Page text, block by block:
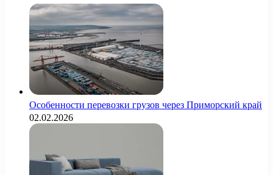
Особенности перевозки грузов через Приморский край
02.02.2026